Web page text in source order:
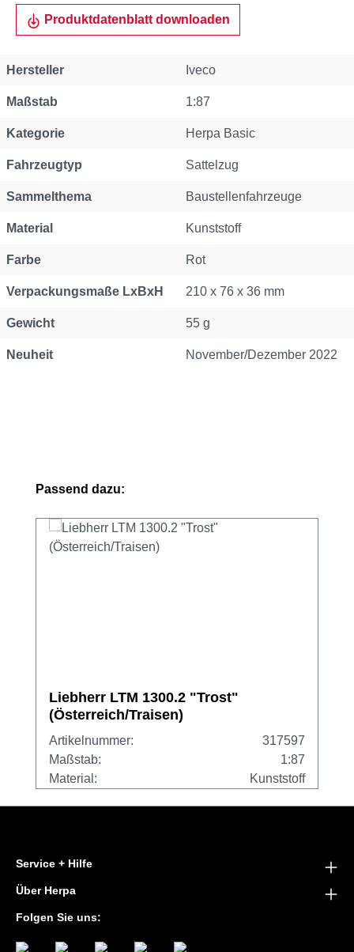
Produktdatenblatt downloaden
Hersteller Iveco
Maßstab 1:87
Kategorie Herpa Basic
Fahrzeugtyp Sattelzug
Sammelthema Baustellenfahrzeuge
Material Kunststoff
Farbe Rot
Verpackungsmaße LxBxH 210 x 76 x 36 mm
Gewicht 55 g
Neuheit November/Dezember 2022
Produktgalerie überspringen
Passend dazu:
Liebherr LTM 1300.2 "Trost"
(Österreich/Traisen)
Artikelnummer:
317597
Maßstab:
1:87
Material:
Kunststoff
Service + Hilfe
Über Herpa
Folgen Sie uns: